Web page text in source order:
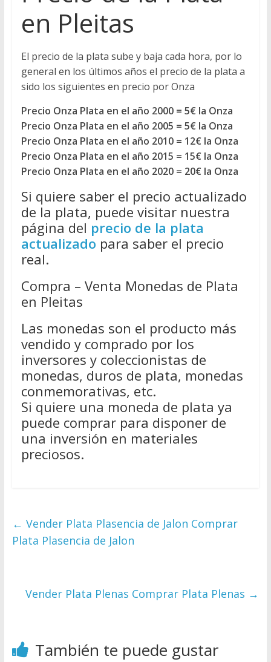
en Pleitas
El precio de la plata sube y baja cada hora, por lo
general en los últimos años el precio de la plata a
sido los siguientes en precio por Onza
Precio Onza Plata en el año 2000 = 5€ la Onza
Precio Onza Plata en el año 2005 = 5€ la Onza
Precio Onza Plata en el año 2010 = 12€ la Onza
Precio Onza Plata en el año 2015 = 15€ la Onza
Precio Onza Plata en el año 2020 = 20€ la Onza
Si quiere saber el precio actualizado
de la plata, puede visitar nuestra
página del precio de la plata
actualizado para saber el precio
real.
Compra – Venta Monedas de Plata
en Pleitas
Las monedas son el producto más
vendido y comprado por los
inversores y coleccionistas de
monedas, duros de plata, monedas
conmemorativas, etc.
Si quiere una moneda de plata ya
puede comprar para disponer de
una inversión en materiales
preciosos.
← Vender Plata Plasencia de Jalon Comprar
Plata Plasencia de Jalon
Vender Plata Plenas Comprar Plata Plenas →
También te puede gustar